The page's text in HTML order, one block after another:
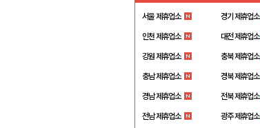
서울 제휴업소 경기 제휴업소
인천 제휴업소 대전 제휴업소
강원 제휴업소 충북 제휴업소
충남 제휴업소 경북 제휴업소
경남 제휴업소 전북 제휴업소
전남 제휴업소 광주 제휴업소